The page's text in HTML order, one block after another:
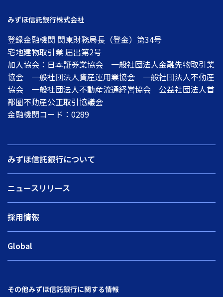
みずほ信託銀行株式会社
登録金融機関 関東財務局長（登金）第34号
宅地建物取引業 届出第2号
加入協会：日本証券業協会 一般社団法人金融先物取引業
協会 一般社団法人資産運用業協会 一般社団法人不動産
協会 一般社団法人不動産流通経営協会 公益社団法人首
都圏不動産公正取引協議会
金融機関コード：0289
みずほ信託銀行について
ニュースリリース
採用情報
Global
その他みずほ信託銀行に関する情報